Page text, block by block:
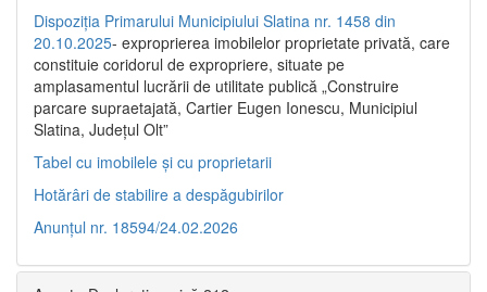
Dispoziția Primarului Municipiului Slatina nr. 1458 din
20.10.2025- exproprierea imobilelor proprietate privată, care
constituie coridorul de expropriere, situate pe
amplasamentul lucrării de utilitate publică „Construire
parcare supraetajată, Cartier Eugen Ionescu, Municipiul
Slatina, Județul Olt”
Tabel cu imobilele și cu proprietarii
Hotărâri de stabilire a despăgubirilor
Anunțul nr. 18594/24.02.2026